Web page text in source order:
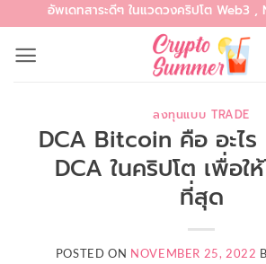
content
อัพเดทสาระดีๆ ในแวดวงคริปโต Web3 ,
ลงทุนแบบ TRADE
DCA Bitcoin คือ อะไ
DCA ในคริปโต เพื่อใ
ที่สุด
POSTED ON NOVEMBER 25, 2022